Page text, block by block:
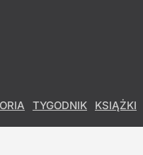
TYGODNIK KSIĄŻKI